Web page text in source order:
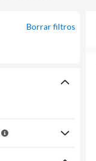
Borrar filtros